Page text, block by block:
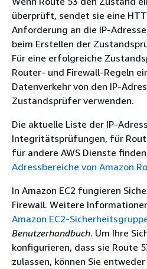
überprüft, sendet sie eine
Anforderung an die IP-
beim Erstellen der
Für eine erfolgreiche
Router- und Firewall-Regeln
Datenverkehr von den IP-
Zustandsprüfer verwenden.
Die aktuelle Liste der IP-
Integritätsprüfungen, für
für andere AWS Dienste
Adressbereiche von Amazon
In Amazon EC2 fungieren
Firewall. Weitere
Amazon EC2-
Benutzerhandbuch. Um Ihre
konfigurieren, dass sie Route
zulassen, können Sie